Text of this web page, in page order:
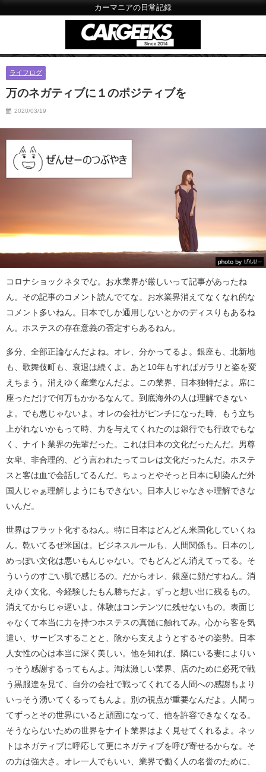
カーマニアの日常記録
ライフログ
万のネガティブに１のポジティブを
2020/03/19
コロナショックネタでな。お水業界が厳しいって記事があったね
ん。その記事のコメント読んでてな。お水業界消えてなくなれ的な
コメント多いねん。日本でしか通用しないとかのディスりもあるね
ん。ホステスの存在意義の否定すらあるねん。
多分、全部正論なんだよね。オレ、分かってるよ。銀座も、北新地
も、歌舞伎町も、衰退は続くよ。あと10年もすればガラリと姿を変
えちまう。消えゆく産業なんだよ。この業界、日本独特だよ。席に
座っただけで何万もかかるなんて。到底海外の人は理解できない
よ。でも悪じゃないよ。オレの会社がピンチになった時、もう立ち
上がれないかもって時、力を与えてくれたのは銀行でも行政でもな
く、ナイト業界の先輩だった。これは日本の文化だったんだ。男尊
女卑、非合理的、どう言われたってコレは文化だったんだ。ホステ
スと客は血で会話してるんだ。ちょっとやそっと日本に馴染んだ外
国人じゃぁ理解しようにもできない。日本人じゃなきゃ理解できな
いんだ。
世界はフラット化するねん。特に日本はどんどん米国化していくね
ん。乾いてるぜ米国は。ビジネスルールも、人間関係も。日本のし
めっぽい文化は悪いもんじゃない。でもどんどん消えてってる。そ
ういうのすごい肌で感じるの。だからオレ、銀座に顔だすねん。消
えゆく文化、今経験したもん勝ちだよ。ずっと想い出に残るもの。
消えてからじゃ遅いよ。体験はコンテンツに残せないもの。表面じ
ゃなくて本当に力を持つホステスの真髄に触れてみ。心から客を気
遣い、サービスすることと、陰から支えようとするその姿勢。日本
人女性の心は本当に深く美しい。他を知れば、隣にいる妻によりい
っそう感謝するってもんよ。淘汰激しい業界、店のために必死で戦
う黒服達を見て、自分の会社で戦ってくれてる人間への感謝もより
いっそう湧いてくるってもんよ。別の視点が重要なんだよ。人間っ
てずっとその世界にいると頑固になって、他を許容できなくなる。
そうならないための世界をナイト業界はよく見せてくれるよ。ネッ
トはネガティブに呼応して更にネガティブを呼び寄せるからな。そ
の力は強大さ。オレ一人でもいい、業界で働く人の名誉のために、